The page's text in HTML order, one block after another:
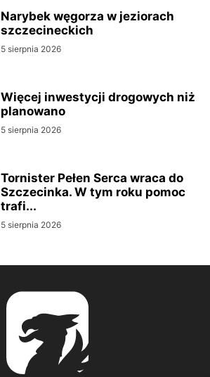
Narybek węgorza w jeziorach
szczecineckich
5 sierpnia 2026
Więcej inwestycji drogowych niż
planowano
5 sierpnia 2026
Tornister Pełen Serca wraca do
Szczecinka. W tym roku pomoc
trafi...
5 sierpnia 2026